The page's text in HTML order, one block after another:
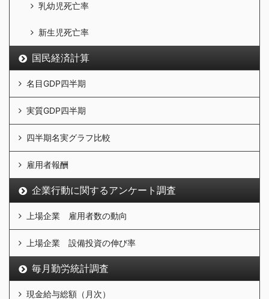
乳幼児死亡率
新生児死亡率
国民経済計算
名目GDP四半期
実質GDP四半期
四半期名実グラフ比較
雇用者報酬
企業行動に関するアンケート調査
上場企業 雇用者数の動向
上場企業 設備投資の伸び率
毎月勤労統計調査
現金給与総額（月次）